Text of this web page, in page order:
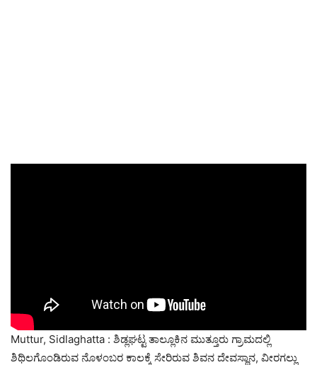
Muttur, Sidlaghatta : ಶಿಡ್ಲಘಟ್ಟ ತಾಲ್ಲೂಕಿನ ಮುತ್ತೂರು ಗ್ರಾಮದಲ್ಲಿ
ಶಿಥಿಲಗೊಂಡಿರುವ ನೊಳಂಬರ ಕಾಲಕ್ಕೆ ಸೇರಿರುವ ಶಿವನ ದೇವಸ್ಥಾನ, ವೀರಗಲ್ಲು